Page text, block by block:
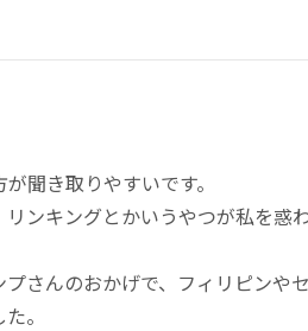
聞き取りやすいです。
ンキングとかいうやつが私を惑わ
プさんのおかげで、フィリピンや
。